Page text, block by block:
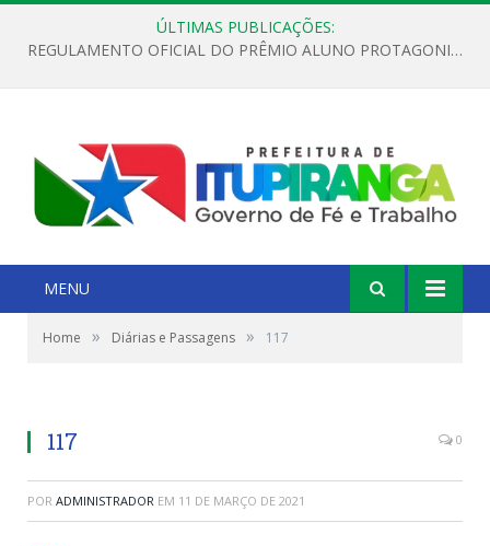
ÚLTIMAS PUBLICAÇÕES:
REGULAMENTO OFICIAL DO PRÊMIO ALUNO PROTAGONISTA – EDIÇÃO 2026
MENU
Home » Diárias e Passagens » 117
117 0
POR ADMINISTRADOR EM 11 DE MARÇO DE 2021